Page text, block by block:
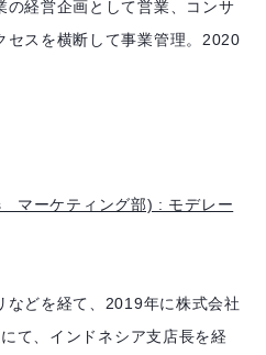
の経営企画として営業、コンサ
セスを横断して事業管理。2020
マーケティング部) : モデレー
などを経て、2019年に株式会社
て、インドネシア支店長を経